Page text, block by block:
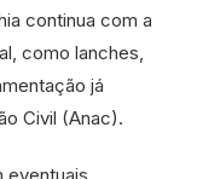
continua com a
como lanches,
já
Civil (Anac).